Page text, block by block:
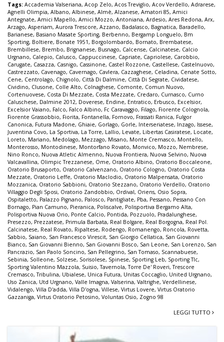
Tags: Accademia Valseriana, Acop Zelo, Acos Treviglio, Acov Verdello, Adrarese,
Agnelli Olimpia, Albano, Albinese, Almè, Alzanese, Amatori 85, Amici
Antegnate, Amici Mapello, Amici Mozzo, Antoniana, Ardesio, Ares Redona, Arx,
Arzago, Asperiam, Aurora Trescore, Azzano, Badalasco, Bagnatica, Baradello,
Barianese, Basiano Masate Sporting, Berbenno, Bergamp Longuelo, Bm
Sporting, Boltiere, Bonate 1951, Borgolombardo, Bornato, Brembatese,
Brembillese, Brembo, Brignanese, Busnago, Calcense, Calcinatese, Calcio
Urgnano, Calepio, Calusco, Cappuccinese, Capriate, Capriolese, Carobbio,
Carugate, Casazza, Casnigo, Cassinone, Castel Rozzone, Castellese, Castelnuovo,
Castrezzato, Cavenago, Cavernago, Cavlera, Cazzaghese, Celadina, Cenate Sotto,
Cene, Centrolago, Chignolo, Città Di Dalmine, Città Di Segrate, Cividatese,
Cividino, Clusone, Colle Alto, Colnaghese, Comonte, Comun Nuovo,
Cortenuovese, Costa Di Mezzate, Costa Mezzate, Credaro, Curnasco, Curno
Caluschese, Dalmine 2012, Doverese, Endine, Entratico, Erbusco, Excelsior,
Excelsior Vaiano, Falco, Falco Albino, Fc Caravaggio, Filago, Fiorente Colognola,
Fiorente Grassobbio, Fiorita, Fontanella, Fornovo, Frassati Ranica, Fulgor
Canonica, Futura Madone, Ghiaie, Gorlago, Gorle, Interseriatese, Inzago, Issese,
Juventina Covo, La Sportiva, La Torre, Lallio, Levate, Libertas Casiratese, Locate,
Loreto, Mariano, Medolago, Mezzago, Misano, Monte Cremasco, Montello,
Monterosso, Montodinese, Montorfano Rovato, Monvico, Mozzo, Nembrese,
Nino Ronco, Nuova Atletic Almenno, Nuova Frontiera, Nuova Selvino, Nuova
Valcavallina, Olimpic Trezzanese, Ome, Oratorio Albino, Oratorio Boccaleone,
Oratorio Brusaporto, Oratorio Calvenzano, Oratorio Cologno, Oratorio Costa
Mezzate, Oratorio Leffe, Oratorio Maclodio, Oratorio Malpensata, Oratorio
Mozzanica, Oratorio Sabbioni, Oratorio Stezzano, Oratorio Verdello, Oratorio
Villaggio Degli Sposi, Oratorio Zandobbio, Ordival, Oriens, Osio Sopra,
Ospitaletto, Palazzo Pignano, Palosco, Pantigliate, Pba, Pessano, Pessano Con
Bornago, Pian Camuno, Pieranica, Poliscalve, Polisportiva Bergamo Alta,
Polisportiva Nuova Orio, Ponte Calcio, Pontida, Pozzuolo, Pradalunghese,
Presezzo, Prezzatese, Primula Barbata, Real Bolgare, Real Borgogna, Real Pol.
Calcinatese, Real Rovato, Ripaltese, Rodengo, Romanengo, Roncola, Rovetta,
Sabbio, Saiano, San Francesco Virescit, San Giorgio Cellatica, San Giovanni
Bianco, San Giovanni Bienno, San Giovanni Bosco, San Leone, San Lorenzo, San
Pancrazio, San Paolo Soncino, San Pellegrino, San Tomaso, Scannabuese,
Sebinia, Solleone, Solzese, Sorisolese, Spinese, Sporting Leb, Sporting Tlc,
Sporting Valentino Mazzola, Suisio,Tavernola,Torre De' Roveri,Trescore
Cremasco,Tribulina, Ubialese, Unica Futura, Unitas Coccaglio, United Urgnano,
Uso Zanica, Utd Urgnano, Valle Imagna, Valserina, Valtrighe, Verdellinese,
Vidalengo, Villa D'adda, Villa D'ogna, Villese, Virtus Lovere, Virtus Oratorio
Gazzaniga, Virtus Oratorio Petosino, Voluntas Osio, Zogno 98
LEGGI TUTTO